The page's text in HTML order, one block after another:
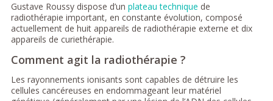
Gustave Roussy dispose d’un plateau technique de
radiothérapie important, en constante évolution, composé
actuellement de huit appareils de radiothérapie externe et dix
appareils de curiethérapie.
Comment agit la radiothérapie ?
Les rayonnements ionisants sont capables de détruire les
cellules cancéreuses en endommageant leur matériel